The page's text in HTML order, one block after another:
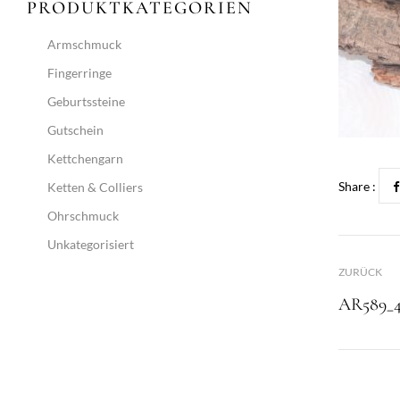
PRODUKTKATEGORIEN
Armschmuck
Fingerringe
Geburtssteine
Gutschein
Kettchengarn
Ketten & Colliers
Ohrschmuck
Unkategorisiert
Share :
ZURÜCK